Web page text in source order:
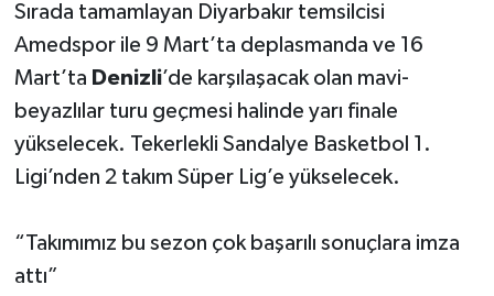
Sırada tamamlayan Diyarbakır temsilcisi
Amedspor ile 9 Mart’ta deplasmanda ve 16
Mart’ta Denizli’de karşılaşacak olan mavi-
beyazlılar turu geçmesi halinde yarı finale
yükselecek. Tekerlekli Sandalye Basketbol 1.
Ligi’nden 2 takım Süper Lig’e yükselecek.
“Takımımız bu sezon çok başarılı sonuçlara imza
attı”